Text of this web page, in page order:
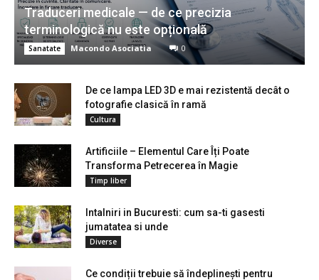
Traduceri medicale — de ce precizia
terminologică nu este opțională
Sanatate Macondo Asociatia 0
De ce lampa LED 3D e mai rezistentă decât o
fotografie clasică în ramă
Cultura
Artificiile – Elementul Care Îți Poate
Transforma Petrecerea în Magie
Timp liber
Intalniri in Bucuresti: cum sa-ti gasesti
jumatatea si unde
Diverse
Ce condiții trebuie să îndeplinești pentru